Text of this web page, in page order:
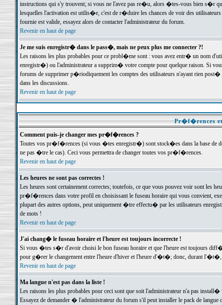
instructions qui s'y trouvent; si vous ne l'avez pas re�u, alors �tes-vous bien s�r
lesquelles l'activation est utilis�e, c'est de r�duire les chances de voir des
fournie est valide, essayez alors de contacter l'administrateur du forum.
Revenir en haut de page
Je me suis enregistr� dans le pass�, mais ne peux plus me connecter ?!
Les raisons les plus probables pour ce probl�me sont : vous avez entr� un nom
enregistr�) ou l'administrateur a supprim� votre compte pour quelque raison. Si
forums de supprimer p�riodiquement les comptes des utilisateurs n'ayant rien
dans les discussions.
Revenir en haut de page
Pr�f�rences
Comment puis-je changer mes pr�f�rences ?
Toutes vos pr�f�rences (si vous �tes enregistr�) sont stock�es dans la base de
ne pas �tre le cas). Ceci vous permettra de changer toutes vos pr�f�rences.
Revenir en haut de page
Les heures ne sont pas correctes !
Les heures sont certainement correctes; toutefois, ce que vous pouvez voir sont
pr�f�rences dans votre profil en choisissant le fuseau horaire qui vous convient,
plupart des autres options, peut uniquement �tre effectu� par les utilisateurs
de mots !
Revenir en haut de page
J'ai chang� le fuseau horaire et l'heure est toujours incorrecte !
Si vous �tes s�r d'avoir choisi le bon fuseau horaire et que l'heure est toujours
pour g�rer le changement entre l'heure d'hiver et l'heure d'�t�; donc, durant
Revenir en haut de page
Ma langue n'est pas dans la liste !
Les raisons les plus probables pour ceci sont que soit l'administrateur n'a pas
Essayez de demander � l'administrateur du forum s'il peut installer le pack de